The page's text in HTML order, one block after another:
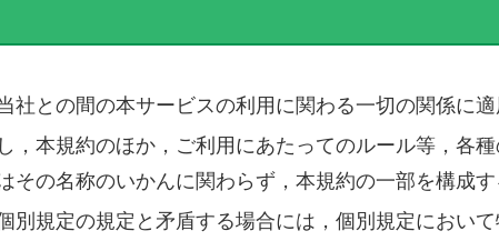
社との間の本サービスの利用に関わる一切の関係に適
，本規約のほか，ご利用にあたってのルール等，各
その名称のいかんに関わらず，本規約の一部を構成す
別規定の規定と矛盾する場合には，個別規定におい